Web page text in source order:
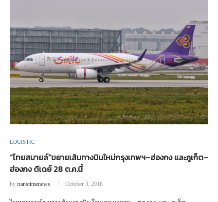
LOGISTIC
“ไทยสมายล์”ขยายเส้นทางบินใหม่กรุงเทพฯ–ฮ่องกง และภูเก็ต–
ฮ่องกง ดีเดย์ 28 ต.ค.นี้
by transtimenews October 3, 2018